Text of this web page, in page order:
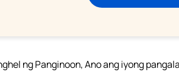
ng Panginoon, Ano ang iyong